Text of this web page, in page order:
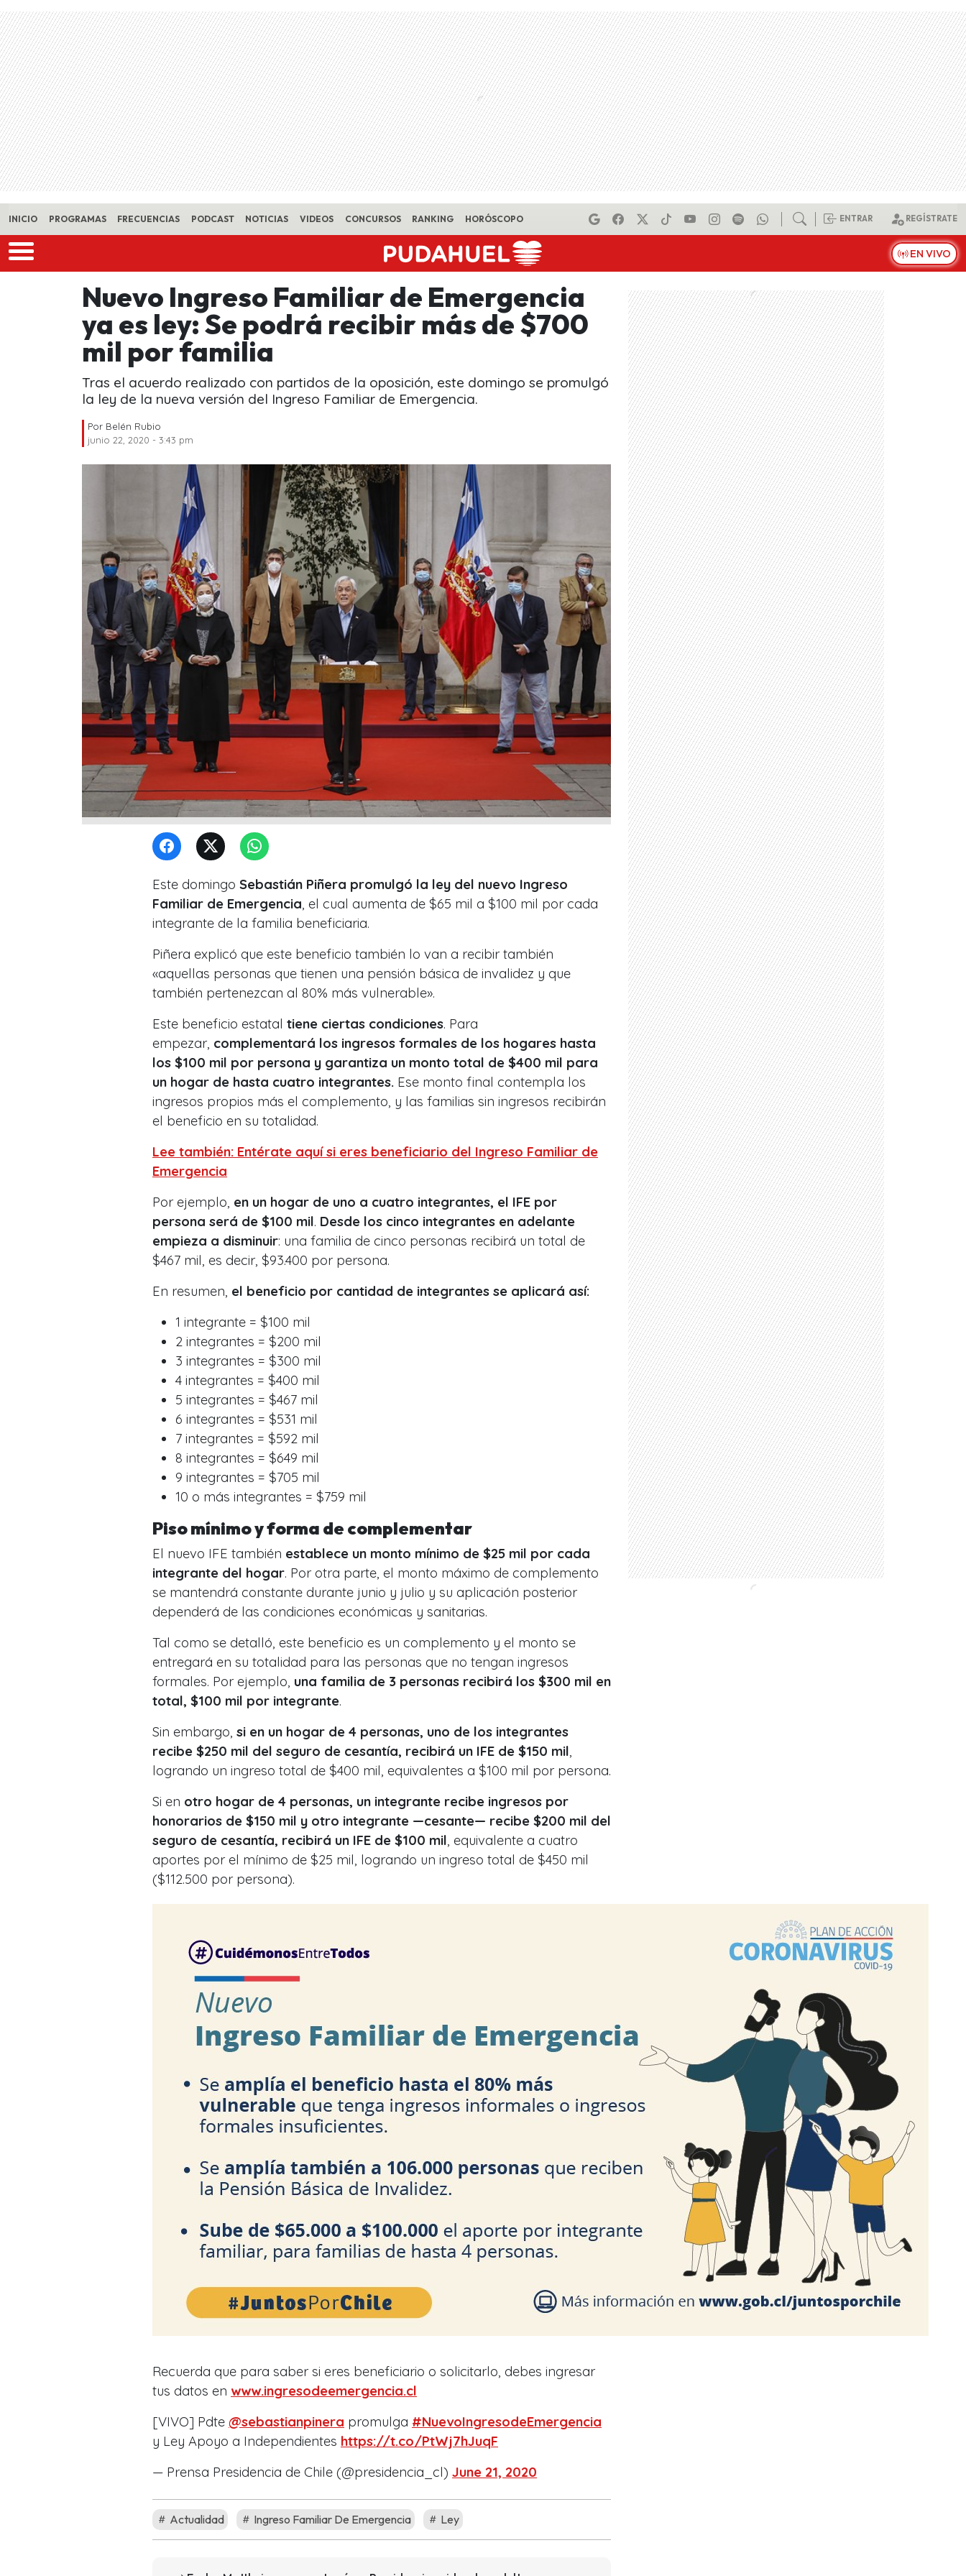
Skip to main content
INICIO PROGRAMAS FRECUENCIAS PODCAST NOTICIAS VIDEOS CONCURSOS RANKING HORÓSCOPO ENTRAR REGÍSTRATE
EN VIVO
Nuevo Ingreso Familiar de Emergencia
ya es ley: Se podrá recibir más de $700
mil por familia
Tras el acuerdo realizado con partidos de la oposición, este domingo se promulgó
la ley de la nueva versión del Ingreso Familiar de Emergencia.
Por Belén Rubio
junio 22, 2020 - 3:43 pm
Este domingo Sebastián Piñera promulgó la ley del nuevo Ingreso
Familiar de Emergencia , el cual aumenta de $65 mil a $100 mil por cada
integrante de la familia beneficiaria.
Piñera explicó que este beneficio también lo van a recibir también
«aquellas personas que tienen una pensión básica de invalidez y que
también pertenezcan al 80% más vulnerable».
Este beneficio estatal tiene ciertas condiciones. Para
empezar, complementará los ingresos formales de los hogares hasta
los $100 mil por persona y garantiza un monto total de $400 mil para
un hogar de hasta cuatro integrantes. Ese monto final contempla los
ingresos propios más el complemento, y las familias sin ingresos recibirán
el beneficio en su totalidad.
Lee también: Entérate aquí si eres beneficiario del Ingreso Familiar de
Emergencia
Por ejemplo, en un hogar de uno a cuatro integrantes, el IFE por
persona será de $100 mil. Desde los cinco integrantes en adelante
empieza a disminuir: una familia de cinco personas recibirá un total de
$467 mil, es decir, $93.400 por persona.
En resumen, el beneficio por cantidad de integrantes se aplicará así:
1 integrante = $100 mil
2 integrantes = $200 mil
3 integrantes = $300 mil
4 integrantes = $400 mil
5 integrantes = $467 mil
6 integrantes = $531 mil
7 integrantes = $592 mil
8 integrantes = $649 mil
9 integrantes = $705 mil
10 o más integrantes = $759 mil
Piso mínimo y forma de complementar
El nuevo IFE también establece un monto mínimo de $25 mil por cada
integrante del hogar. Por otra parte, el monto máximo de complemento
se mantendrá constante durante junio y julio y su aplicación posterior
dependerá de las condiciones económicas y sanitarias.
Tal como se detalló, este beneficio es un complemento y el monto se
entregará en su totalidad para las personas que no tengan ingresos
formales. Por ejemplo, una familia de 3 personas recibirá los $300 mil en
total, $100 mil por integrante.
Sin embargo, si en un hogar de 4 personas, uno de los integrantes
recibe $250 mil del seguro de cesantía, recibirá un IFE de $150 mil
logrando un ingreso total de $400 mil, equivalentes a $100 mil por persona.
Si en otro hogar de 4 personas, un integrante recibe ingresos por
honorarios de $150 mil y otro integrante —cesante— recibe $200 mil del
seguro de cesantía, recibirá un IFE de $100 mil , equivalente a cuatro
aportes por el mínimo de $25 mil, logrando un ingreso total de $450 mil
($112.500 por persona).
Recuerda que para saber si eres beneficiario o solicitarlo, debes ingresar
tus datos en www.ingresodeemergencia.cl
[VIVO] Pdte @sebastianpinera promulga #NuevoIngresodeEmergencia
y Ley Apoyo a Independientes https://t.co/PtWj7hJuqF
— Prensa Presidencia de Chile (@presidencia_cl) June 21, 2020
Actualidad Ingreso Familiar De Emergencia Ley